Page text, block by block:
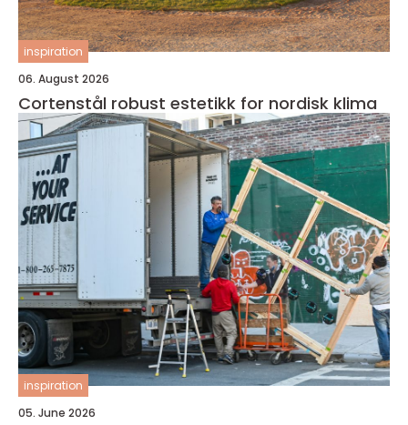
inspiration
06. August 2026
Cortenstål robust estetikk for nordisk klima
inspiration
05. June 2026